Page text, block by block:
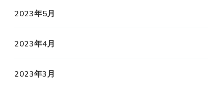
2023年5月
2023年4月
2023年3月